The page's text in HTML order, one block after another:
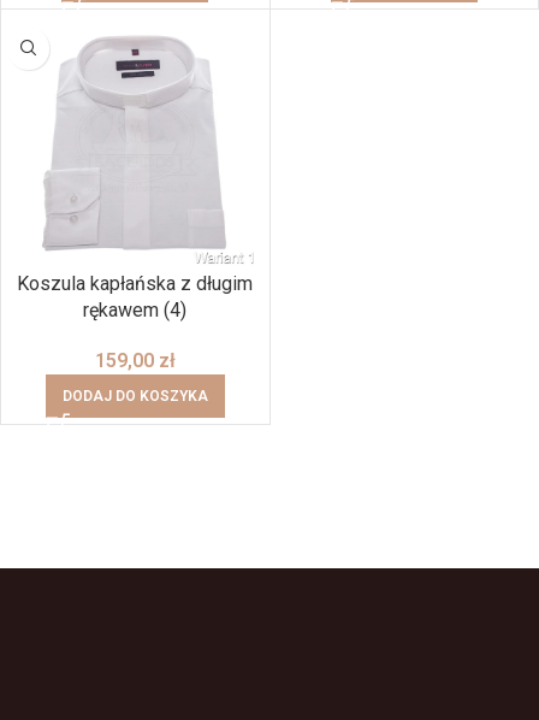
Koszula kapłańska z długim
rękawem (4)
159,00 zł
DODAJ DO KOSZYKA